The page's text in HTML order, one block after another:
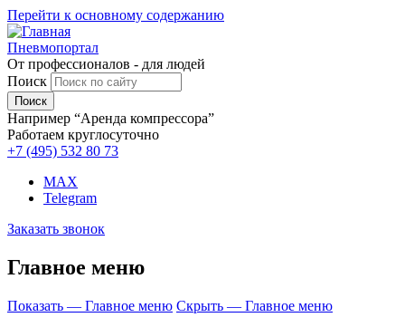
Перейти к основному содержанию
Пневмопортал
От профессионалов - для людей
Поиск
Например “Аренда компрессора”
Работаем круглосуточно
+7 (495) 532 80 73
MAX
Telegram
Заказать звонок
Главное меню
Показать — Главное меню Скрыть — Главное меню